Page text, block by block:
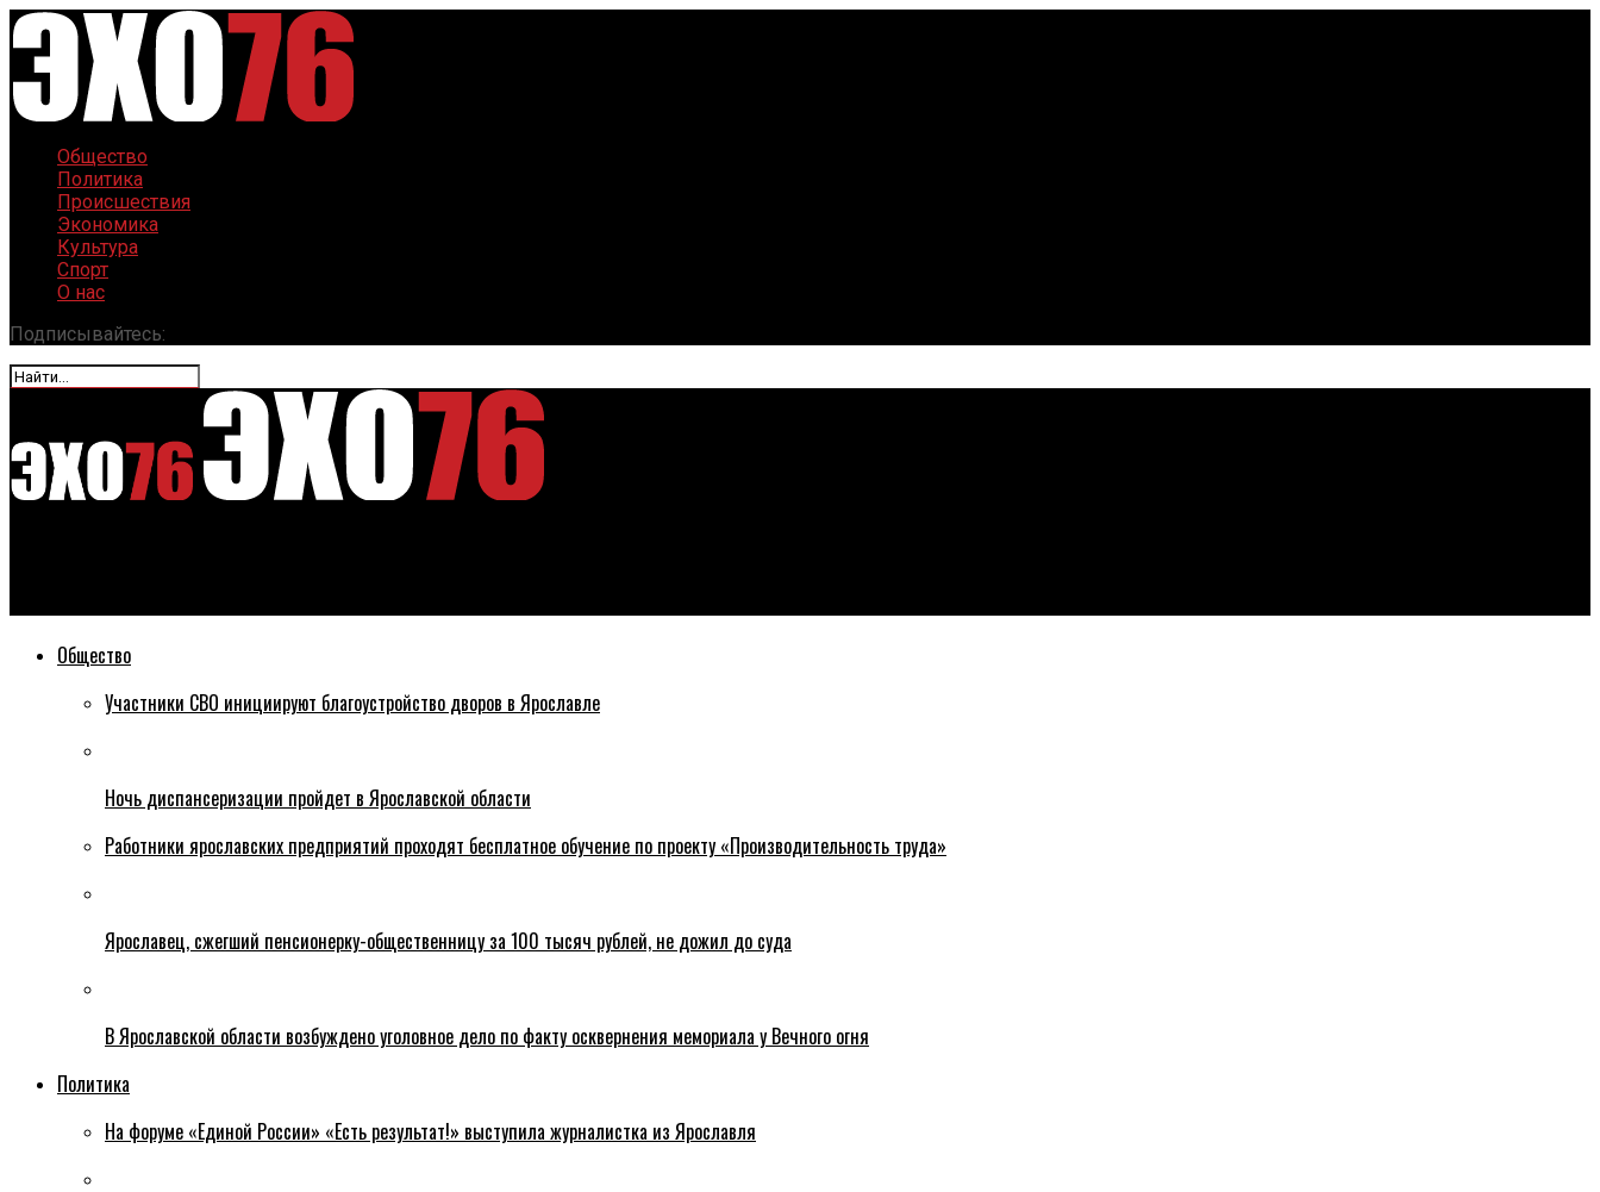
Общество
Политика
Происшествия
Экономика
Культура
Спорт
О нас
Подписывайтесь:
Общество
Участники СВО инициируют благоустройство дворов в Ярославле
Ночь диспансеризации пройдет в Ярославской области
Работники ярославских предприятий проходят бесплатное обучение по проекту «Производительность труда»
Ярославец, сжегший пенсионерку-общественницу за 100 тысяч рублей, не дожил до суда
В Ярославской области возбуждено уголовное дело по факту осквернения мемориала у Вечного огня
Политика
На форуме «Единой России» «Есть результат!» выступила журналистка из Ярославля